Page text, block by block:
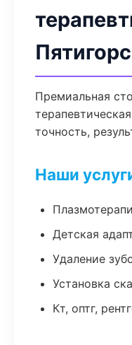
Премиальная
точность,
Наши
Детская
Удаление
Установка
Кт, оптг,